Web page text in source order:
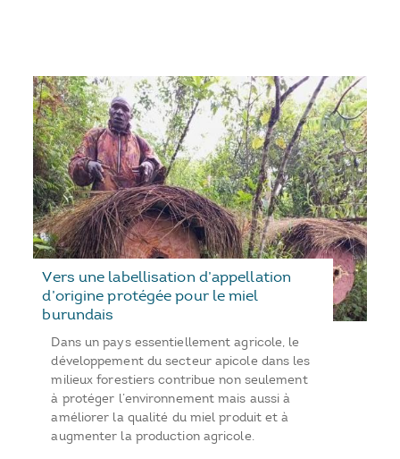
Vers une labellisation d’appellation
d’origine protégée pour le miel
burundais
Dans un pays essentiellement agricole, le
développement du secteur apicole dans les
milieux forestiers contribue non seulement
à protéger l’environnement mais aussi à
améliorer la qualité du miel produit et à
augmenter la production agricole.